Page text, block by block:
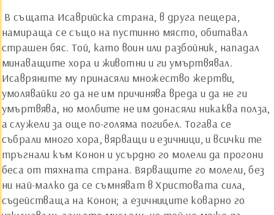
В същата Исаврийска страна, в друга пещера,
намираща се също на пустинно място, обитавал
страшен бяс. Той, като воин или разбойник, нападал
минаващите хора и животни и ги умъртвявал.
Исавряните му принасяли множество жертви,
умолявайки го да не им причинява вреда и да не ги
умъртвява, но молбите не им донасяли никаква полза,
а служели за още по-голяма погибел. Тогава се
събрали много хора, вярващи и езичници, и всички те
тръгнали към Конон и усърдно го молели да прогони
беса от тяхната страна. Вярващите го молели, без
ни най-малко да се съмняват в Христовата сила,
съдействаща на Конон; а езичниците коварно го